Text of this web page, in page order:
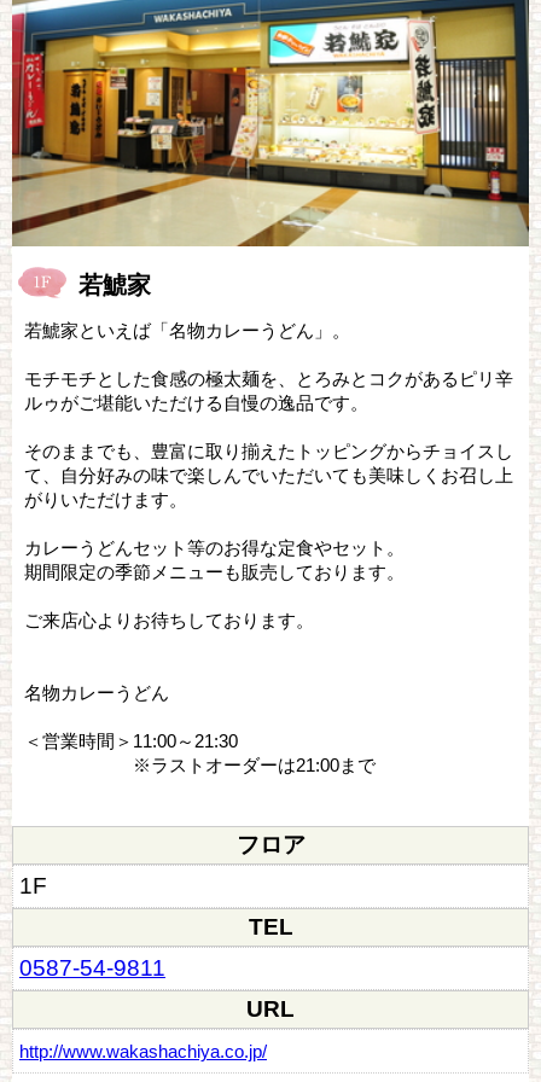
若鯱家
若鯱家といえば「名物カレーうどん」。
モチモチとした食感の極太麺を、とろみとコクがあるピリ辛
ルゥがご堪能いただける自慢の逸品です。
そのままでも、豊富に取り揃えたトッピングからチョイスし
て、自分好みの味で楽しんでいただいても美味しくお召し上
がりいただけます。
カレーうどんセット等のお得な定食やセット。
期間限定の季節メニューも販売しております。
ご来店心よりお待ちしております。
名物カレーうどん
＜営業時間＞11:00～21:30
※ラストオーダーは21:00まで
フロア
1F
TEL
0587-54-9811
URL
http://www.wakashachiya.co.jp/